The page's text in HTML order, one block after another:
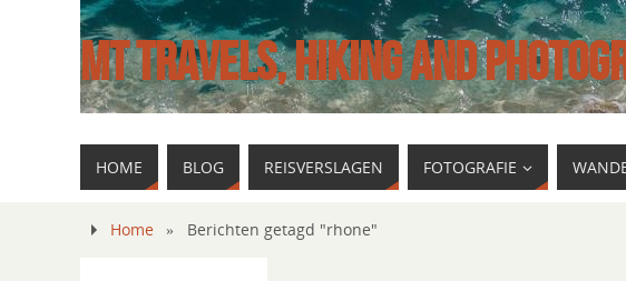
MT TRAVELS, HIKING AND
HOME BLOG REISVERSLAGEN FOTOGRAFIE
Home » Berichten getagd "rhone"